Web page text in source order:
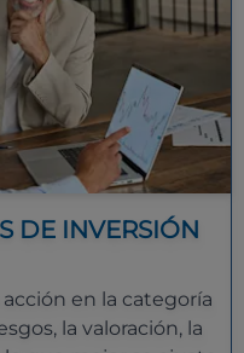
DE INVERSIÓN
en la categoría
la valoración, la